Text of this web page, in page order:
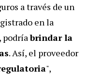
a través de un
en la
podríabrindar la
. Así, el proveedor
",